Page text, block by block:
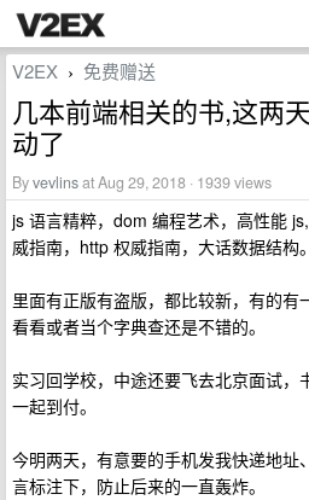
V2EX › 免费赠送
几本前端相关的书,这两
动了
Byvevlinsat Aug 29, 2018 · 1939 views
js 语言精粹，dom 编程艺术，高性能
威指南，http 权威指南，大话数据结构。
里面有正版有盗版，都比较新，有的有
看看或者当个字典查还是不错的。
实习回学校，中途还要飞去北京面试，
一起到付。
今明两天，有意要的手机发我快递地址
言标注下，防止后来的一直轰炸。